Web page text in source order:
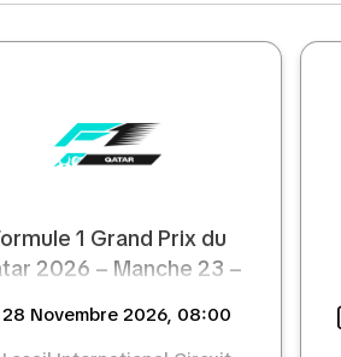
1 Grand Prix du
2026 – Manche 23 –
Novembre 2026, 08:00